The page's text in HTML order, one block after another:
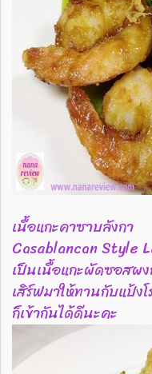
เนื้อแกะคาซาบลังกา
Casablancan Style
เป็นเนื้อแกะผัดซอสผง
เสิร์ฟมาให้ทานกับแป้ง
ก็เข้ากันได้ดีนะคะ